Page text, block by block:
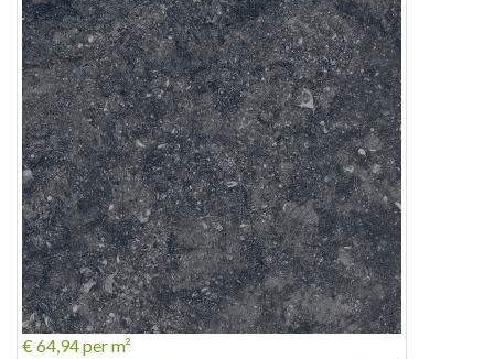
€ 64,94per m²